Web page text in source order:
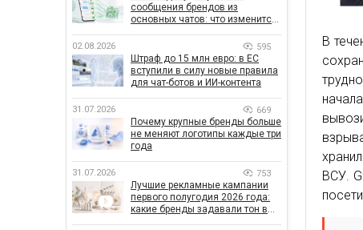
В
ВСУ.
сообщения брендов из
основных чатов: что изменится
02.08.2026 595
Штраф до 15 млн евро: в ЕС
вступили в силу новые правила
для чат-ботов и ИИ-контента
31.07.2026 669
Почему крупные бренды больше
не меняют логотипы каждые три
года
31.07.2026 753
Лучшие рекламные кампании
первого полугодия 2026 года:
какие бренды задавали тон в